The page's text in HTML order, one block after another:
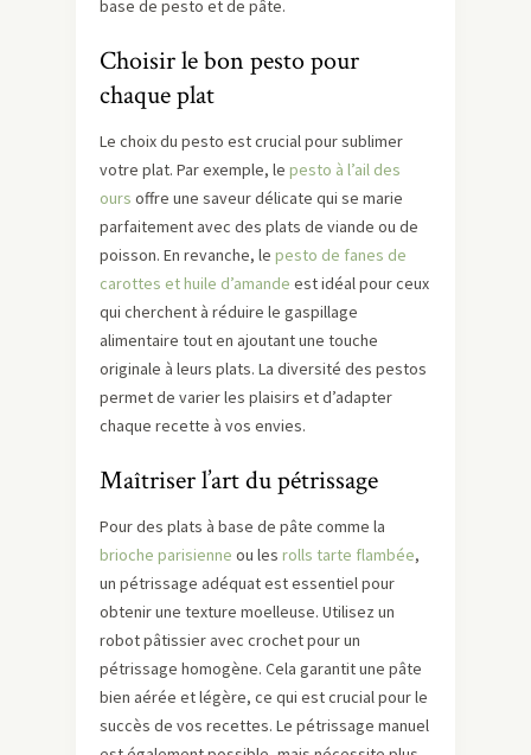
base de pesto et de pâte.
Choisir le bon pesto pour
chaque plat
Le choix du pesto est crucial pour sublimer
votre plat. Par exemple, le pesto à l’ail des
ours offre une saveur délicate qui se marie
parfaitement avec des plats de viande ou de
poisson. En revanche, le pesto de fanes de
carottes et huile d’amande est idéal pour ceux
qui cherchent à réduire le gaspillage
alimentaire tout en ajoutant une touche
originale à leurs plats. La diversité des pestos
permet de varier les plaisirs et d’adapter
chaque recette à vos envies.
Maîtriser l’art du pétrissage
Pour des plats à base de pâte comme la
brioche parisienne ou les rolls tarte flambée,
un pétrissage adéquat est essentiel pour
obtenir une texture moelleuse. Utilisez un
robot pâtissier avec crochet pour un
pétrissage homogène. Cela garantit une pâte
bien aérée et légère, ce qui est crucial pour le
succès de vos recettes. Le pétrissage manuel